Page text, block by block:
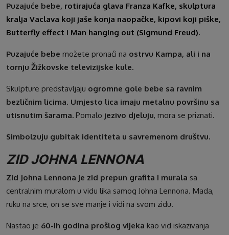
Puzajuće bebe, rotirajuća glava Franza Kafke, skulptura
kralja Vaclava koji jaše konja naopačke, kipovi koji piške,
Butterfly effect i Man hanging out (Sigmund Freud).
Puzajuće bebe možete pronaći na ostrvu Kampa, ali i na
tornju Žižkovske televizijske kule.
Skulpture predstavljaju ogromne gole bebe sa ravnim
bezličnim licima. Umjesto lica imaju metalnu površinu sa
utisnutim šarama. Pomalo jezivo djeluju, mora se priznati.
Simbolzuju gubitak identiteta u savremenom društvu.
ZID JOHNA LENNONA
Zid Johna Lennona je zid prepun grafita i murala sa
centralnim muralom u vidu lika samog Johna Lennona. Mada,
ruku na srce, on se sve manje i vidi na svom zidu.
Nastao je 60-ih godina prošlog vijeka kao vid iskazivanja